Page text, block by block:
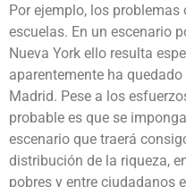
Por ejemplo, los
escuelas. En un escenario
Nueva York ello resulta
aparentemente ha
Madrid. Pese a los
probable es que se
escenario que traerá
distribución de la riqueza,
pobres y entre ciudadanos